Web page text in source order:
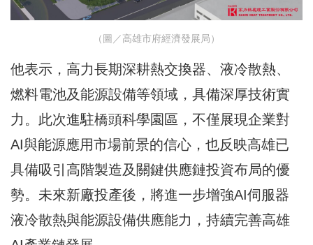
（圖／高雄市府經濟發展局）
他表示，高力長期深耕熱交換器、液冷散熱、
燃料電池及能源設備等領域，具備深厚技術實
力。此次進駐橋頭科學園區，不僅展現企業對
AI與能源應用市場前景的信心，也反映高雄已
具備吸引高階製造及關鍵供應鏈投資布局的優
勢。未來新廠投產後，將進一步增強AI伺服器
液冷散熱與能源設備供應能力，持續完善高雄